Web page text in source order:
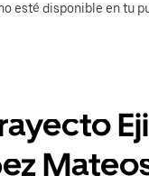
esté disponible en tu